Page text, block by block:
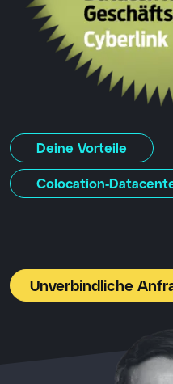
Deine Vorteile
Colocation-
Unverbindliche